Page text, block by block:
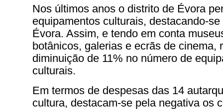
Nos últimos anos o distrito de Évora
equipamentos culturais, destacando-
Évora. Assim, e tendo em conta
botânicos, galerias e ecrãs de cinema,
diminuição de 11% no número de
culturais.
Em termos de despesas das 14
cultura, destacam-se pela negativa os